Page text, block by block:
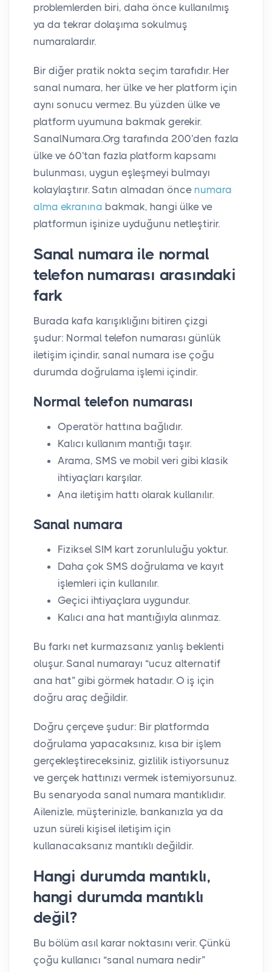
problemlerden biri, daha önce kullanılmış
ya da tekrar dolaşıma sokulmuş
numaralardır.
Bir diğer pratik nokta seçim tarafıdır. Her
sanal numara, her ülke ve her platform için
aynı sonucu vermez. Bu yüzden ülke ve
platform uyumuna bakmak gerekir.
SanalNumara.Org tarafında 200'den fazla
ülke ve 60'tan fazla platform kapsamı
bulunması, uygun eşleşmeyi bulmayı
kolaylaştırır. Satın almadan önce numara
alma ekranına bakmak, hangi ülke ve
platformun işinize uyduğunu netleştirir.
Sanal numara ile normal
telefon numarası arasındaki
fark
Burada kafa karışıklığını bitiren çizgi
şudur: Normal telefon numarası günlük
iletişim içindir, sanal numara ise çoğu
durumda doğrulama işlemi içindir.
Normal telefon numarası
Operatör hattına bağlıdır.
Kalıcı kullanım mantığı taşır.
Arama, SMS ve mobil veri gibi klasik
ihtiyaçları karşılar.
Ana iletişim hattı olarak kullanılır.
Sanal numara
Fiziksel SIM kart zorunluluğu yoktur.
Daha çok SMS doğrulama ve kayıt
işlemleri için kullanılır.
Geçici ihtiyaçlara uygundur.
Kalıcı ana hat mantığıyla alınmaz.
Bu farkı net kurmazsanız yanlış beklenti
oluşur. Sanal numarayı “ucuz alternatif
ana hat” gibi görmek hatadır. O iş için
doğru araç değildir.
Doğru çerçeve şudur: Bir platformda
doğrulama yapacaksınız, kısa bir işlem
gerçekleştireceksiniz, gizlilik istiyorsunuz
ve gerçek hattınızı vermek istemiyorsunuz.
Bu senaryoda sanal numara mantıklıdır.
Ailenizle, müşterinizle, bankanızla ya da
uzun süreli kişisel iletişim için
kullanacaksanız mantıklı değildir.
Hangi durumda mantıklı,
hangi durumda mantıklı
değil?
Bu bölüm asıl karar noktasını verir. Çünkü
çoğu kullanıcı “sanal numara nedir”